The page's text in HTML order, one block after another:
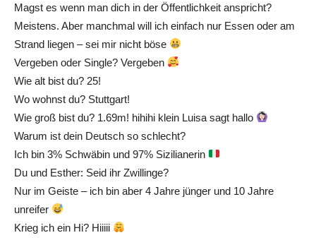
Magst es wenn man dich in der Öffentlichkeit anspricht?
Meistens. Aber manchmal will ich einfach nur Essen oder am
Strand liegen – sei mir nicht böse
Vergeben oder Single? Vergeben
Wie alt bist du? 25!
Wo wohnst du? Stuttgart!
Wie groß bist du? 1.69m! hihihi klein Luisa sagt hallo
Warum ist dein Deutsch so schlecht?
Ich bin 3% Schwäbin und 97% Sizilianerin
Du und Esther: Seid ihr Zwillinge?
Nur im Geiste – ich bin aber 4 Jahre jünger und 10 Jahre
unreifer
Krieg ich ein Hi? Hiiiii